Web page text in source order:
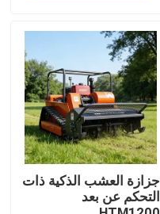
جزازة العشب الذكية ذات
التحكم عن بعد